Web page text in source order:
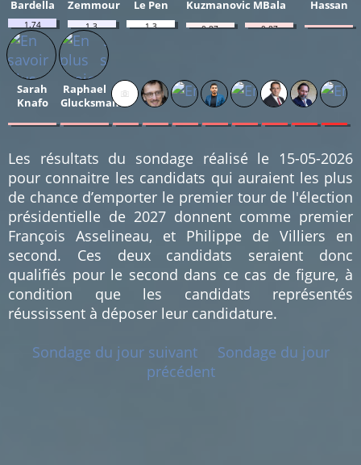
Bardella
1.74
%
(4)
Zemmour
1.3
%
(3)
Le Pen
1.3
Kuzmanovic
0.87
MBala
0.87
Hassan
0.43
Sarah
Knafo
0.43
Raphael
Glucksmann
0.43
0.43
0.43
0.43
0.43
(1)
0.43
(1)
0.43
0.43
(1)
0.43
(1)
Les résultats du sondage réalisé le 15-05-2026
pour connaitre les candidats qui auraient les plus
de chance d’emporter le premier tour de l'élection
présidentielle de 2027 donnent comme premier
François Asselineau, et Philippe de Villiers en
second. Ces deux candidats seraient donc
qualifiés pour le second dans ce cas de figure, à
condition que les candidats représentés
réussissent à déposer leur candidature.
Sondage du jour suivant
Sondage du jour
précédent